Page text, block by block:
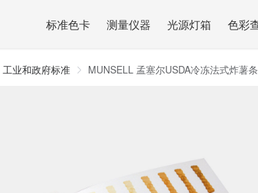
标准色卡 测量仪器 光源灯箱 色彩
工业和政府标准 MUNSELL 孟塞尔USDA冷冻法式炸薯